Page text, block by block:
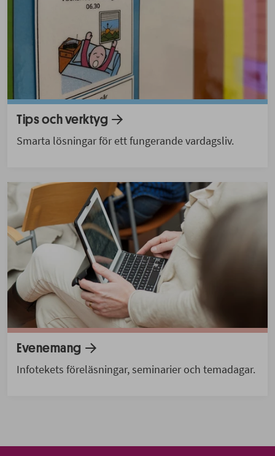
Tips och verktyg
Smarta lösningar för ett fungerande vardagsliv.
Evenemang
Infotekets föreläsningar, seminarier och temadagar.